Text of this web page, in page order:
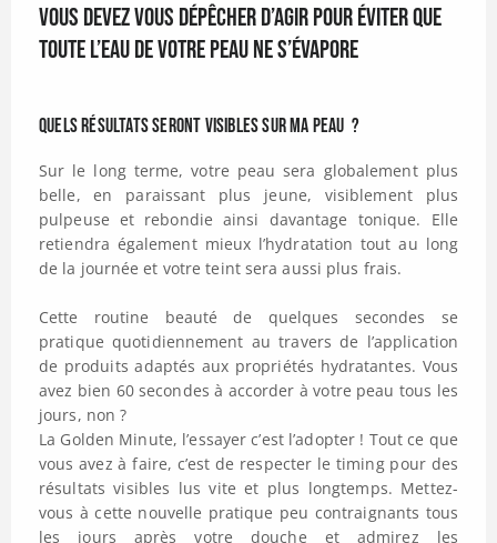
Vous devez vous dépêcher d’agir pour éviter que
toute l’eau de votre peau ne s’évapore
Quels résultats seront visibles sur ma peau ?
Sur le long terme, votre peau sera globalement plus
belle, en paraissant plus jeune, visiblement plus
pulpeuse et rebondie ainsi davantage tonique. Elle
retiendra également mieux l’hydratation tout au long
de la journée et votre teint sera aussi plus frais.
Cette routine beauté de quelques secondes se
pratique quotidiennement au travers de l’application
de produits adaptés aux propriétés hydratantes. Vous
avez bien 60 secondes à accorder à votre peau tous les
jours, non ?
La Golden Minute, l’essayer c’est l’adopter ! Tout ce que
vous avez à faire, c’est de respecter le timing pour des
résultats visibles lus vite et plus longtemps. Mettez-
vous à cette nouvelle pratique peu contraignants tous
les jours après votre douche et admirez les